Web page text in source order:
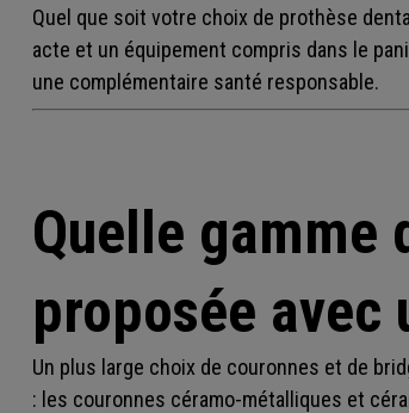
Quel que soit votre choix de prothèse
acte et un équipement compris dans le
une complémentaire santé responsable.
Quelle gamme
proposée avec
Un plus large choix de couronnes et de
: les couronnes céramo-métalliques et